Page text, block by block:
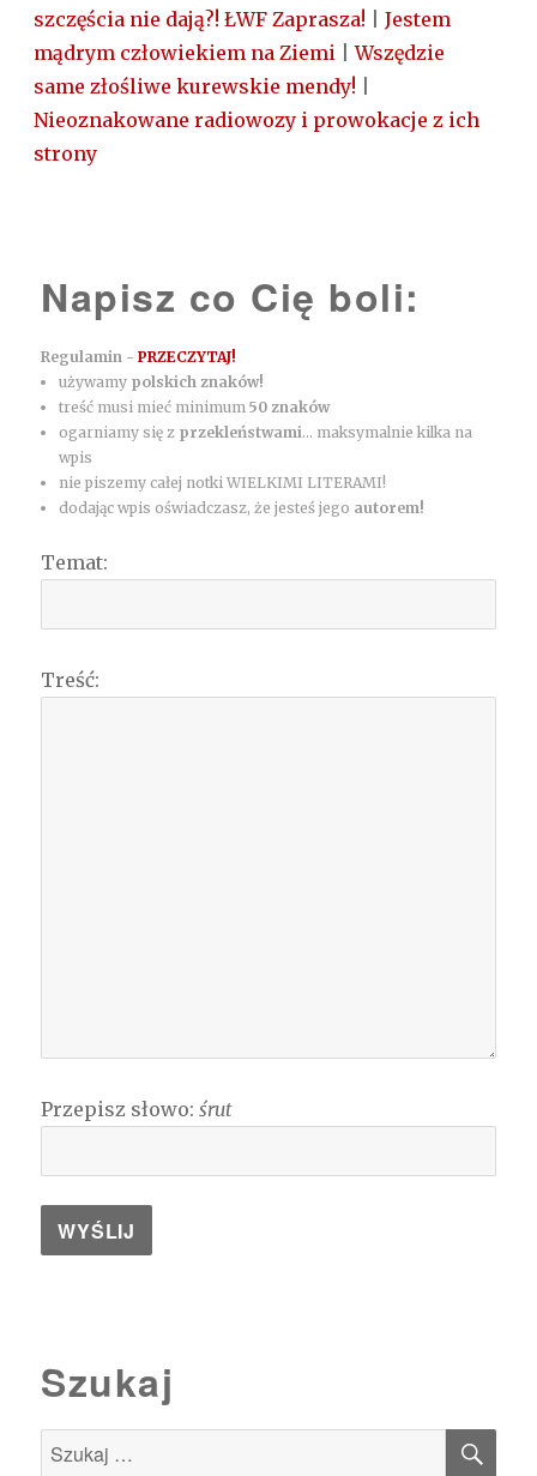
szczęścia nie dają?! ŁWF Zaprasza!
Jestem
mądrym człowiekiem na Ziemi |Wszędzie
same złośliwe kurewskie mendy!
Nieoznakowane radiowozy i prowokacje z ich
strony
Napisz co Cię boli:
Regulamin -PRZECZYTAJ!
używamy polskich znaków!
treść musi mieć minimum50 znaków
ogarniamy się z przekleństwami... maksymalnie kilka na
wpis
nie piszemy całej notki WIELKIMI LITERAMI!
dodając wpis oświadczasz, że jesteś jego autorem!
Temat:
Treść:
Przepisz słowo:śrut
Szukaj
Szukaj: